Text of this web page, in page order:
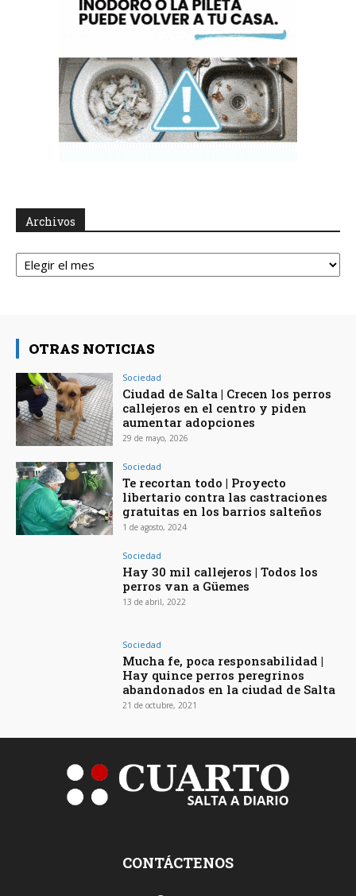
Archivos
Archivos
OTRAS NOTICIAS
Sociedad
Ciudad de Salta | Crecen los perros
callejeros en el centro y piden
aumentar adopciones
29 de mayo, 2026
Sociedad
Te recortan todo | Proyecto
libertario contra las castraciones
gratuitas en los barrios salteños
1 de agosto, 2024
Sociedad
Hay 30 mil callejeros | Todos los
perros van a Güemes
13 de abril, 2022
Sociedad
Mucha fe, poca responsabilidad |
Hay quince perros peregrinos
abandonados en la ciudad de Salta
21 de octubre, 2021
CONTÁCTENOS